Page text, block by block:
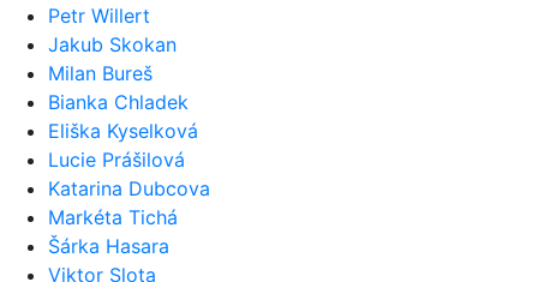
Petr Willert
Jakub Skokan
Milan Bureš
Bianka Chladek
Eliška Kyselková
Lucie Prášilová
Katarina Dubcova
Markéta Tichá
Šárka Hasara
Viktor Slota